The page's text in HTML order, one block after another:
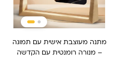
מתנה מעוצבת אישית עם תמונה
– מנורה רומנטית עם הקדשה